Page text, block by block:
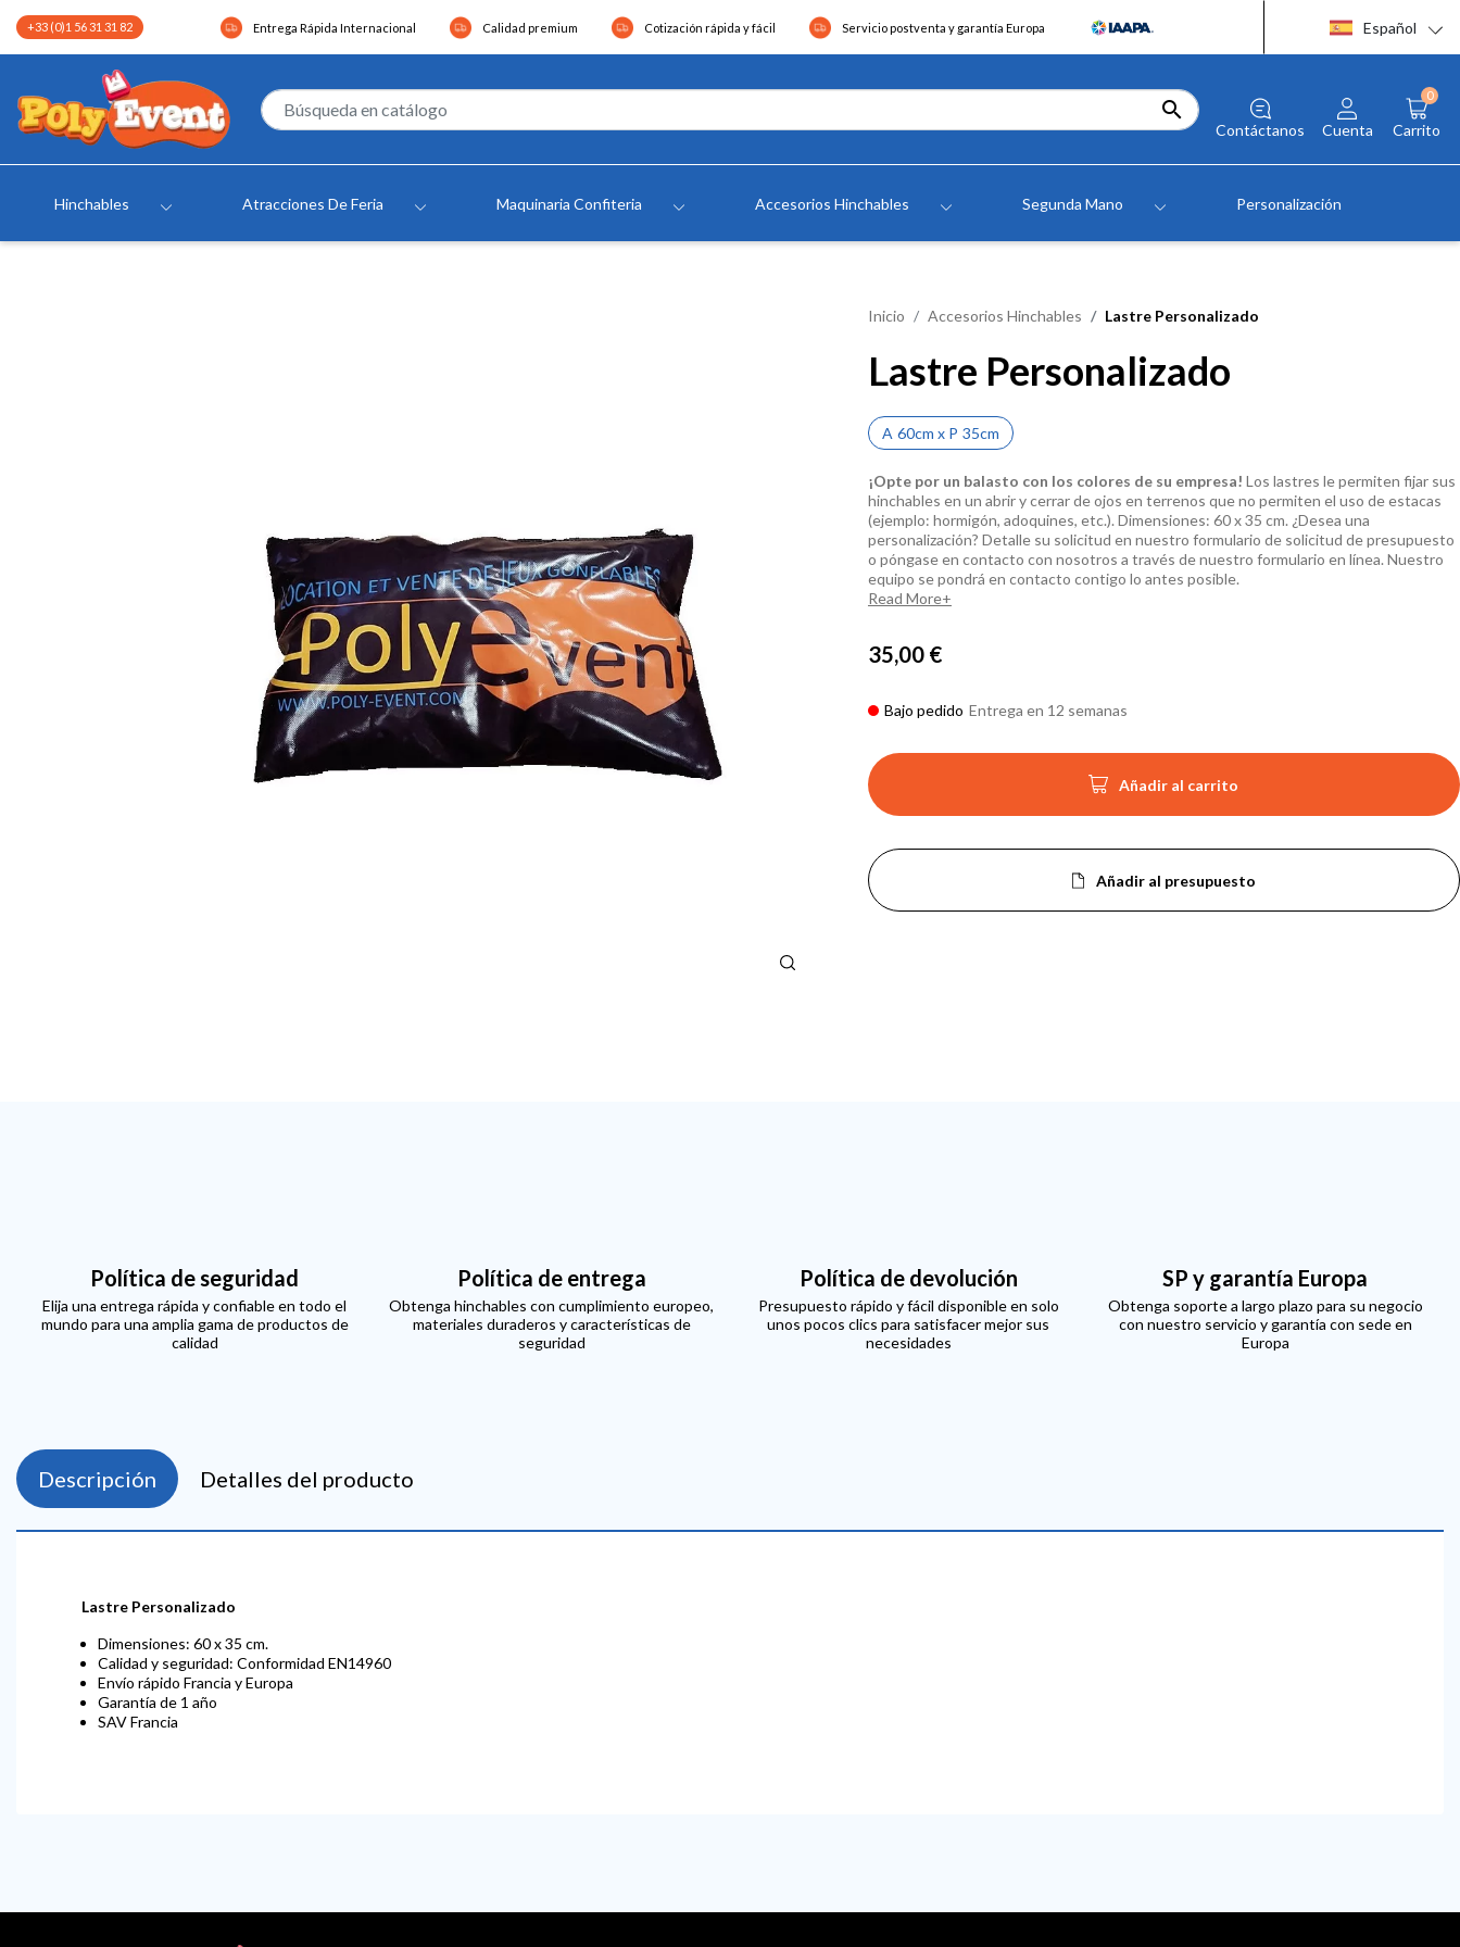
+33 (0)1 56 31 31 82 Entrega Rápida Internacional Calidad premium Cotización rápida y fácil Servicio postventa y garantía Europa Español

Contáctanos Cuenta
0
Carrito
Hinchables Atracciones De Feria Maquinaria Confiteria Accesorios Hinchables Segunda Mano Personalización
Inicio Accesorios Hinchables Lastre Personalizado
Lastre Personalizado
A 60cm x P 35cm
¡Opte por un balasto con los colores de su empresa! Los lastres le permiten fijar sus
hinchables en un abrir y cerrar de ojos en terrenos que no permiten el uso de estacas
(ejemplo: hormigón, adoquines, etc.). Dimensiones: 60 x 35 cm. ¿Desea una
personalización? Detalle su solicitud en nuestro formulario de solicitud de presupuesto
o póngase en contacto con nosotros a través de nuestro formulario en línea. Nuestro
equipo se pondrá en contacto contigo lo antes posible.
Read More
35,00 €
Bajo pedido Entrega en 12 semanas
Añadir al carrito
Añadir al presupuesto
Política de seguridad
Elija una entrega rápida y confiable en todo el
mundo para una amplia gama de productos de
calidad
Política de entrega
Obtenga hinchables con cumplimiento europeo,
materiales duraderos y características de
seguridad
Política de devolución
Presupuesto rápido y fácil disponible en solo
unos pocos clics para satisfacer mejor sus
necesidades
SP y garantía Europa
Obtenga soporte a largo plazo para su negocio
con nuestro servicio y garantía con sede en
Europa
Descripción Detalles del producto
Lastre Personalizado
Dimensiones: 60 x 35 cm.
Calidad y seguridad: Conformidad EN14960
Envío rápido Francia y Europa
Garantía de 1 año
SAV Francia